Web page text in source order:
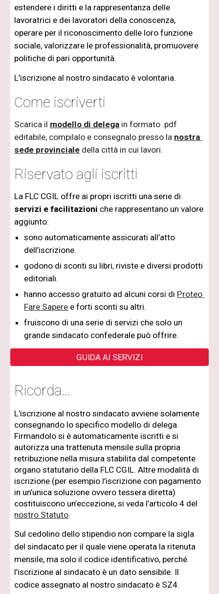
estendere i diritti e la rappresentanza delle
lavoratrici e dei lavoratori della conoscenza,
operare per il riconoscimento delle loro funzione
sociale, valorizzare le professionalità, promuovere
politiche di pari opportunità.
L’iscrizione al nostro sindacato è volontaria.
Come iscriverti
Scarica il modello di delega in formato .pdf
editabile, compilalo e consegnalo presso la nostra
sede provinciale della città in cui lavori.
Riservato agli iscritti
servizi e facilitazioni che rappresentano un valore
aggiunto:
sono automaticamente assicurati all’atto
dell’iscrizione.
godono di sconti su libri, riviste e diversi prodotti
editoriali.
hanno accesso gratuito ad alcuni corsi di Proteo
Fare Sapere e forti sconti su altri.
fruiscono di una serie di servizi che solo un
grande sindacato confederale può offrire.
GUIDA AI SERVIZI
Ricorda...
L’iscrizione al nostro sindacato avviene solamente
consegnando lo specifico modello di delega.
Firmandolo si è automaticamente iscritti e si
autorizza una trattenuta mensile sulla propria
retribuzione nella misura stabilita dal competente
organo statutario della FLC CGIL. Altre modalità di
iscrizione (per esempio l’iscrizione con pagamento
in un’unica soluzione ovvero tessera diretta)
costituiscono un’eccezione, si veda l’articolo 4 del
nostro Statuto.
Sul cedolino dello stipendio non compare la sigla
del sindacato per il quale viene operata la ritenuta
mensile, ma solo il codice identificativo, perché
l’iscrizione al sindacato è un dato sensibile. Il
codice assegnato al nostro sindacato è SZ4.